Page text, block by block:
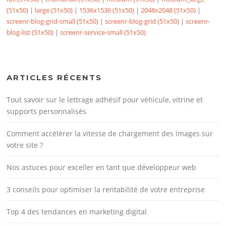
(51x50) | large (51x50) | 1536x1536 (51x50) | 2048x2048 (51x50) |
screenr-blog-grid-small (51x50) |screenr-blog-grid (51x50) |screenr-
blog-list (51x50) |screenr-service-small (51x50)
ARTICLES RÉCENTS
Tout savoir sur le lettrage adhésif pour véhicule, vitrine et
supports personnalisés
Comment accélérer la vitesse de chargement des images sur
votre site ?
Nos astuces pour exceller en tant que développeur web
3 conseils pour optimiser la rentabilité de votre entreprise
Top 4 des tendances en marketing digital